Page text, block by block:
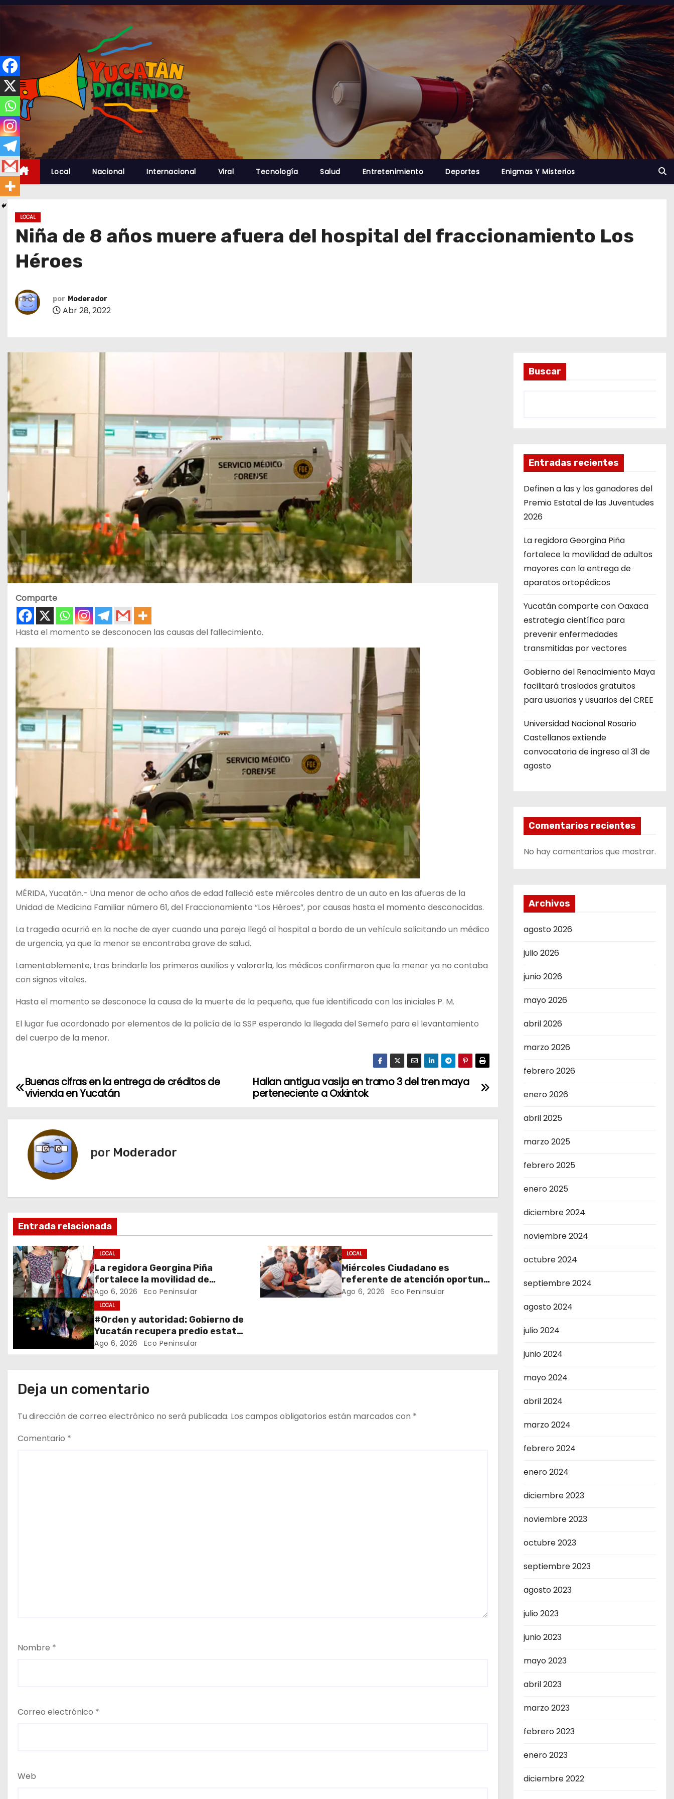
S
a
r
a
c
o
n
t
e
Local Nacional Internacional Viral Tecnología Salud Entretenimiento Deportes Enigmas Y Misterios
LOCAL
Niña de 8 años muere afuera del hospital del fraccionamiento Los
Héroes
por Moderador
Abr 28, 2022
Comparte
Hasta el momento se desconocen las causas del fallecimiento.
MÉRIDA, Yucatán.- Una menor de ocho años de edad falleció este miércoles dentro de un auto en las afueras de la
Unidad de Medicina Familiar número 61, del Fraccionamiento “Los Héroes”, por causas hasta el momento desconocidas.
La tragedia ocurrió en la noche de ayer cuando una pareja llegó al hospital a bordo de un vehículo solicitando un médico
de urgencia, ya que la menor se encontraba grave de salud.
Lamentablemente, tras brindarle los primeros auxilios y valorarla, los médicos confirmaron que la menor ya no contaba
con signos vitales.
Hasta el momento se desconoce la causa de la muerte de la pequeña, que fue identificada con las iniciales P. M.
El lugar fue acordonado por elementos de la policía de la SSP esperando la llegada del Semefo para el levantamiento
del cuerpo de la menor.
N
c
i
ó
n
d
e
t
a
d
Hallan antigua vasija en tramo 3 del tren maya
perteneciente a Oxkintok
Buenas cifras en la entrega de créditos de
vivienda en Yucatán
por Moderador
Entrada relacionada
LOCAL
La regidora Georgina Piña
fortalece la movilidad de
adultos mayores con la entrega
de aparatos ortopédicos
Ago 6, 2026 Eco Peninsular
LOCAL
Miércoles Ciudadano es
referente de atención oportuna
y clara para las y los meridanos;
Ago 6, 2026 Eco Peninsular
LOCAL
#Orden y autoridad: Gobierno de
Yucatán recupera predio estatal
invadido en San José Tecoh
Ago 6, 2026 Eco Peninsular
Deja un comentario
Tu dirección de correo electrónico no será publicada. Los campos obligatorios están marcados con *
Comentario *
Nombre *
Correo electrónico *
Web
Buscar
Entradas recientes
Definen a las y los ganadores del
Premio Estatal de las Juventudes
2026
La regidora Georgina Piña
fortalece la movilidad de adultos
mayores con la entrega de
aparatos ortopédicos
Yucatán comparte con Oaxaca
estrategia científica para
prevenir enfermedades
transmitidas por vectores
Gobierno del Renacimiento Maya
facilitará traslados gratuitos
para usuarias y usuarios del CREE
Universidad Nacional Rosario
Castellanos extiende
convocatoria de ingreso al 31 de
agosto
Comentarios recientes
No hay comentarios que mostrar.
Archivos
agosto 2026
julio 2026
junio 2026
mayo 2026
abril 2026
marzo 2026
febrero 2026
enero 2026
abril 2025
marzo 2025
febrero 2025
enero 2025
diciembre 2024
noviembre 2024
octubre 2024
septiembre 2024
agosto 2024
julio 2024
junio 2024
mayo 2024
abril 2024
marzo 2024
febrero 2024
enero 2024
diciembre 2023
noviembre 2023
octubre 2023
septiembre 2023
agosto 2023
julio 2023
junio 2023
mayo 2023
abril 2023
marzo 2023
febrero 2023
enero 2023
diciembre 2022